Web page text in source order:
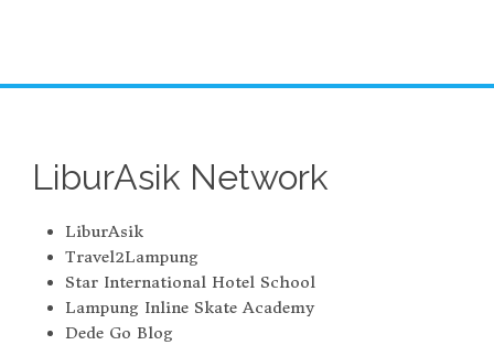
LiburAsik Network
LiburAsik
Travel2Lampung
Star International Hotel School
Lampung Inline Skate Academy
Dede Go Blog